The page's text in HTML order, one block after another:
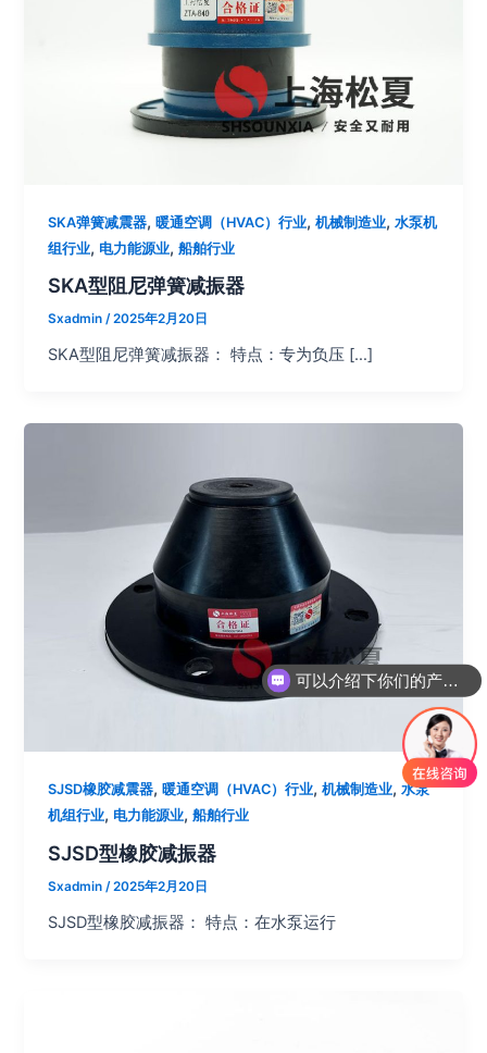
SKA弹簧减震器,暖通空调（HVAC）行业,机械制造业,水泵机
组行业, 电力能源业,船舶行业
SKA型阻尼弹簧减振器
Sxadmin/2025年2月20日
SKA型阻尼弹簧减振器： 特点：专为负压 […]
SJSD橡胶减震器,暖通空调（HVAC）行业,机械制造业,水泵
机组行业, 电力能源业,船舶行业
SJSD型橡胶减振器
Sxadmin/2025年2月20日
SJSD型橡胶减振器： 特点：在水泵运行
可以介绍下你们的产品么？
你们是怎么收费的呢？